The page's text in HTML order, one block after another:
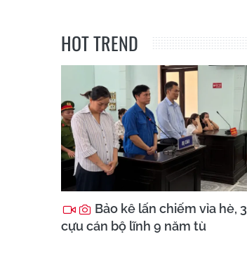
HOT TREND
Bảo kê lấn chiếm vỉa hè, 3
cựu cán bộ lĩnh 9 năm tù